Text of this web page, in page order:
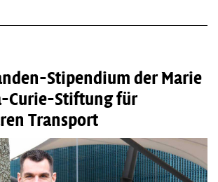
Stipendium der Marie
Curie-Stiftung für
Transport